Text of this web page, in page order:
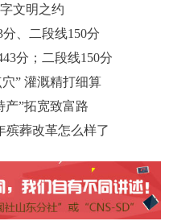
文明之约
、二段线150分
分；二段线150分
” 灌溉精打细算
产”拓宽致富路
殡葬改革怎么样了